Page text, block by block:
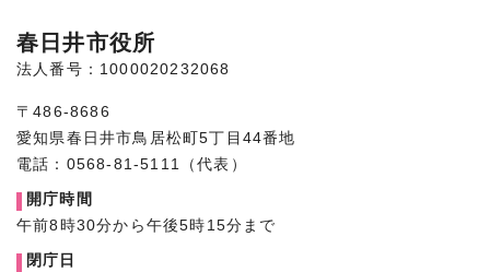
春日井市役所
法人番号：1000020232068
〒486-8686
愛知県春日井市鳥居松町5丁目44番地
電話：0568-81-5111（代表）
開庁時間
午前8時30分から午後5時15分まで
閉庁日